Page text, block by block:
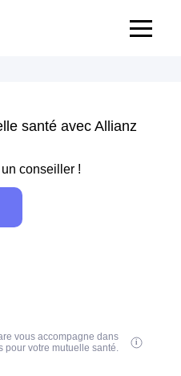
santé avec Allianz
conseiller !
vous accompagne dans
pour votre mutuelle santé.